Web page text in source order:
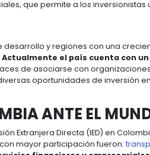
y el Caribe (2,2%).
2019 en Colombia son
más que lo
dependiendo el sector
un sistema económico
para facilitar las
comerciales, que permite